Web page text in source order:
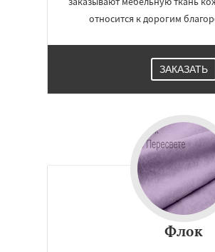
относится к дорогим
ЗАКАЗАТЬ
Флок